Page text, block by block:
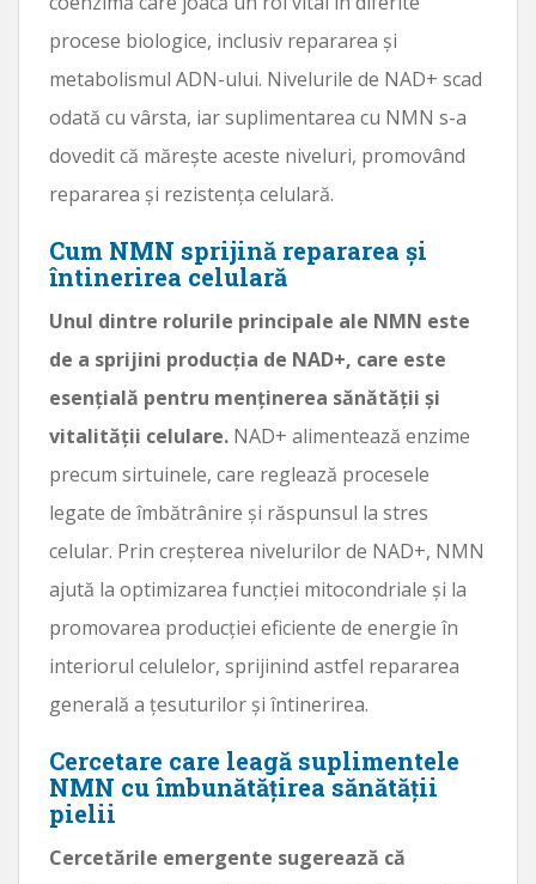
procese biologice, inclusiv repararea și
metabolismul ADN-ului. Nivelurile de NAD+ scad
odată cu vârsta, iar suplimentarea cu NMN s-a
dovedit că mărește aceste niveluri, promovând
repararea și rezistența celulară.
Cum NMN sprijină repararea și
întinerirea celulară
Unul dintre rolurile principale ale NMN este
de a sprijini producția de NAD+, care este
esențială pentru menținerea sănătății și
vitalității celulare. NAD+ alimentează enzime
precum sirtuinele, care reglează procesele
legate de îmbătrânire și răspunsul la stres
celular. Prin creșterea nivelurilor de NAD+, NMN
ajută la optimizarea funcției mitocondriale și la
promovarea producției eficiente de energie în
interiorul celulelor, sprijinind astfel repararea
generală a țesuturilor și întinerirea.
Cercetare care leagă suplimentele
NMN cu îmbunătățirea sănătății
pielii
Cercetările emergente sugerează că